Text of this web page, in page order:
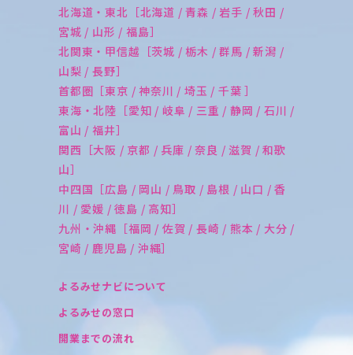
北海道・東北［北海道 / 青森 / 岩手 / 秋田 /
宮城 / 山形 / 福島］
北関東・甲信越［茨城 / 栃木 / 群馬 / 新潟 /
山梨 / 長野］
首都圏［東京 / 神奈川 / 埼玉 / 千葉 ］
東海・北陸［愛知 / 岐阜 / 三重 / 静岡 / 石川 /
富山 / 福井］
関西［大阪 / 京都 / 兵庫 / 奈良 / 滋賀 / 和歌
山］
中四国［広島 / 岡山 / 鳥取 / 島根 / 山口 / 香
川 / 愛媛 / 徳島 / 高知］
九州・沖縄［福岡 / 佐賀 / 長崎 / 熊本 / 大分 /
宮崎 / 鹿児島 / 沖縄］
よるみせナビについて
よるみせの窓口
開業までの流れ